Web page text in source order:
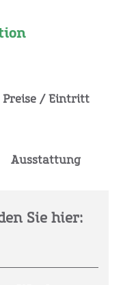
Preise / Eintritt
Ausstattung
Sie hier: